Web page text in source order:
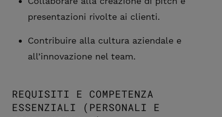
presentazioni rivolte ai clienti.
Contribuire alla cultura aziendale e
all’innovazione nel team.
REQUISITI E COMPETENZA
ESSENZIALI (PERSONALI E